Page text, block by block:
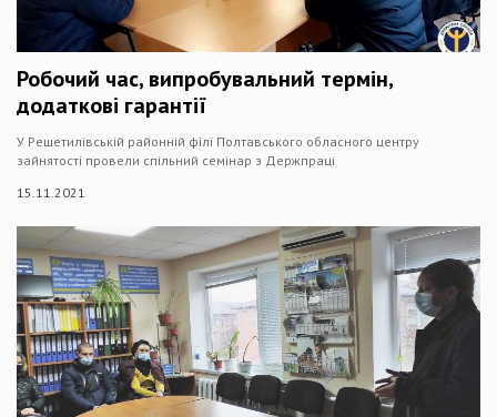
Робочий час, випробувальний термін,
додаткові гарантії
У Решетилівській районній філї Полтавського обласного центру
зайнятості провели спільний семінар з Держпраці
15.11.2021